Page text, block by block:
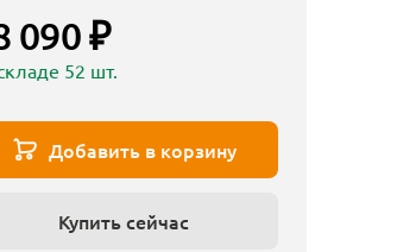
090 ₽
52 шт.
Добавить в корзину
Купить сейчас